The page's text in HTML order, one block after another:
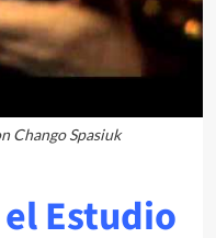
Chango Spasiuk
Estudio